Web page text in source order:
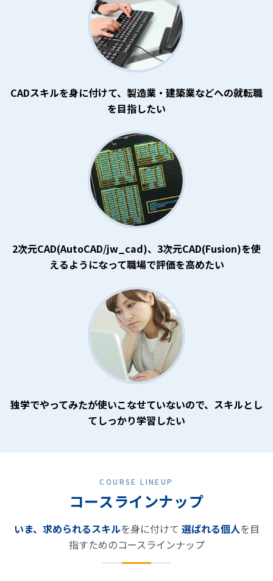
CADスキルを身に付けて、製造業・建築業などへの就転職
を目指したい
2次元CAD(AutoCAD/jw_cad)、3次元CAD(Fusion)を使
えるようになって職場で評価を高めたい
独学でやってみたが使いこなせていないので、スキルとし
てしっかり学習したい
COURSE LINEUP
コースラインナップ
いま、求められるスキルを身に付けて 選ばれる個人を目
指すためのコースラインナップ